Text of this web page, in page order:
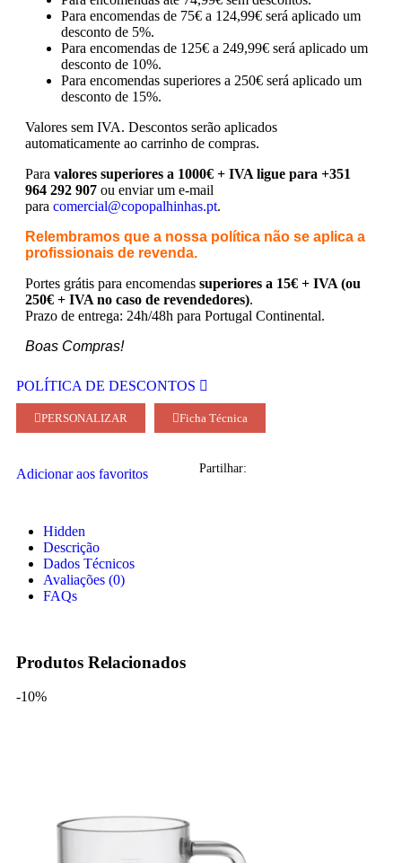
Para encomendas de 75€ a 124,99€ será aplicado um
desconto de 5%.
Para encomendas de 125€ a 249,99€ será aplicado um
desconto de 10%.
Para encomendas superiores a 250€ será aplicado um
desconto de 15%.
Valores sem IVA. Descontos serão aplicados
automaticamente ao carrinho de compras.
Para valores superiores a 1000€ + IVA ligue para +351
964 292 907 ou enviar um e-mail
para comercial@copopalhinhas.pt.
Relembramos que a nossa política não se aplica a
profissionais de revenda.
Portes grátis para encomendas superiores a 15€ + IVA (ou
250€ + IVA no caso de revendedores).
Prazo de entrega: 24h/48h para Portugal Continental.
Boas Compras!
POLÍTICA DE DESCONTOS
PERSONALIZAR Ficha Técnica
Adicionar aos favoritos Partilhar:
Hidden
Descrição
Dados Técnicos
Avaliações (0)
FAQs
Produtos Relacionados
-10%